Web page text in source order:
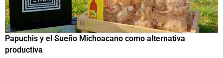
Papuchis y el Sueño Michoacano como alternativa
productiva